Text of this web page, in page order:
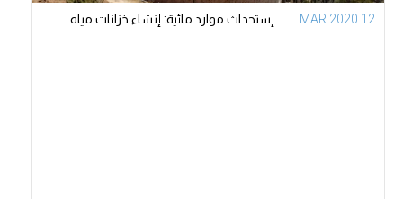
12 MAR 2020 إستحداث موارد مائية: إنشاء خزانات مياه